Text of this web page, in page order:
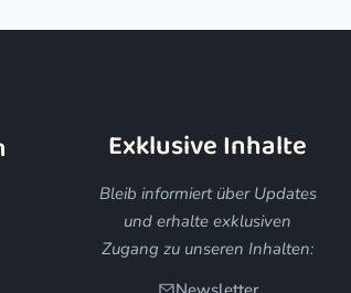
Exklusive Inhalte
Bleib informiert über Updates
und erhalte exklusiven
Zugang zu unseren Inhalten: